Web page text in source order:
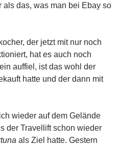
das, was man bei Ebay so
der jetzt mit nur noch
hat es auch noch
auffiel, ist das wohl der
hatte und der dann mit
wieder auf dem Gelände
der Travellift schon wieder
als Ziel hatte. Gestern